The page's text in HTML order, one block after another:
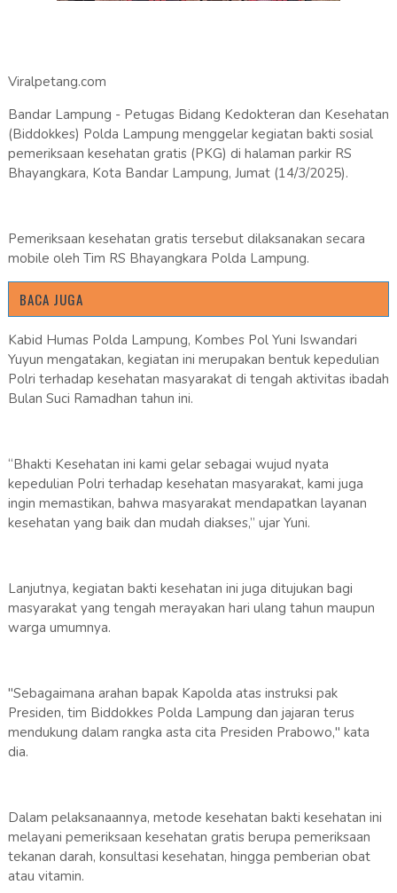
Viralpetang.com
Bandar Lampung - Petugas Bidang Kedokteran dan Kesehatan
(Biddokkes) Polda Lampung menggelar kegiatan bakti sosial
pemeriksaan kesehatan gratis (PKG) di halaman parkir RS
Bhayangkara, Kota Bandar Lampung, Jumat (14/3/2025).
Pemeriksaan kesehatan gratis tersebut dilaksanakan secara
mobile oleh Tim RS Bhayangkara Polda Lampung.
BACA JUGA
Kabid Humas Polda Lampung, Kombes Pol Yuni Iswandari
Yuyun mengatakan, kegiatan ini merupakan bentuk kepedulian
Polri terhadap kesehatan masyarakat di tengah aktivitas ibadah
Bulan Suci Ramadhan tahun ini.
“Bhakti Kesehatan ini kami gelar sebagai wujud nyata
kepedulian Polri terhadap kesehatan masyarakat, kami juga
ingin memastikan, bahwa masyarakat mendapatkan layanan
kesehatan yang baik dan mudah diakses,” ujar Yuni.
Lanjutnya, kegiatan bakti kesehatan ini juga ditujukan bagi
masyarakat yang tengah merayakan hari ulang tahun maupun
warga umumnya.
"Sebagaimana arahan bapak Kapolda atas instruksi pak
Presiden, tim Biddokkes Polda Lampung dan jajaran terus
mendukung dalam rangka asta cita Presiden Prabowo," kata
dia.
Dalam pelaksanaannya, metode kesehatan bakti kesehatan ini
melayani pemeriksaan kesehatan gratis berupa pemeriksaan
tekanan darah, konsultasi kesehatan, hingga pemberian obat
atau vitamin.